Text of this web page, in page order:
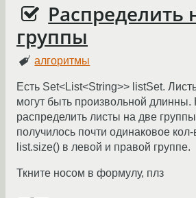
Распределить
группы
алгоритмы
Есть Set<List<String>> listSet.
могут быть произвольной
распределить листы на две
получилось почти одинаковое
list.size() в левой и правой группе.
Ткните носом в формулу, плз